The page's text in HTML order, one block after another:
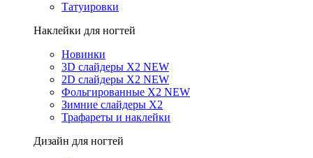
Татуировки
Наклейки для ногтей
Новинки
3D слайдеры X2 NEW
2D слайдеры X2 NEW
Фольгированные X2 NEW
Зимние слайдеры Х2
Трафареты и наклейки
Дизайн для ногтей